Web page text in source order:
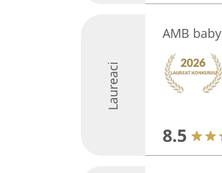
Laureaci
AMB baby
8.5